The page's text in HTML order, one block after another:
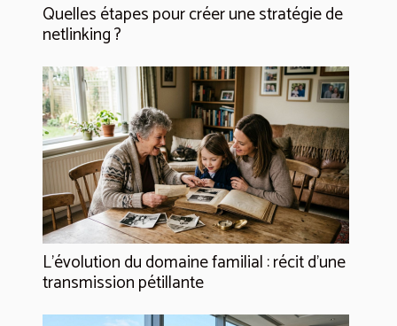
Quelles étapes pour créer une stratégie de
netlinking ?
L’évolution du domaine familial : récit d’une
transmission pétillante